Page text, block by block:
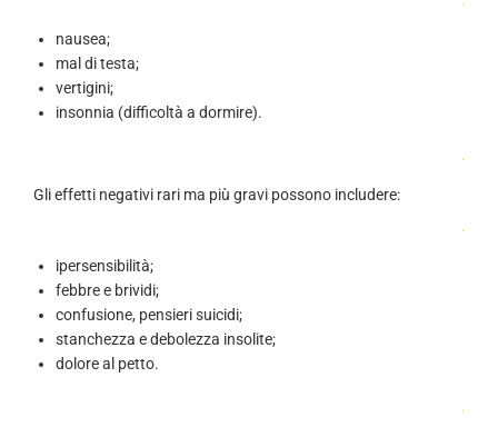
nausea;
mal di testa;
vertigini;
insonnia (difficoltà a dormire).
.
Gli effetti negativi rari ma più gravi possono includere:
.
ipersensibilità;
febbre e brividi;
confusione, pensieri suicidi;
stanchezza e debolezza insolite;
dolore al petto.
.